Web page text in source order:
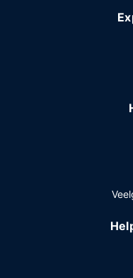
wasserij. Ter plaatse